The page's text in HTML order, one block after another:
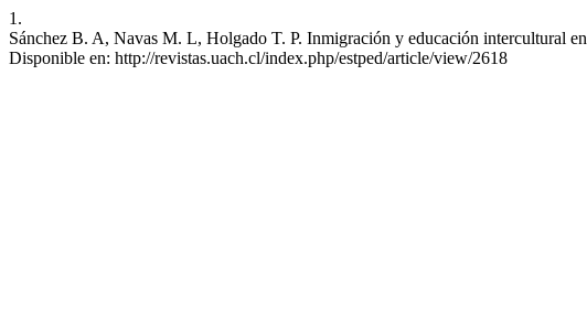
1.
Sánchez B. A, Navas M. L, Holgado T. P. Inmigración y educación intercultural
Disponible en: http://revistas.uach.cl/index.php/estped/article/view/2618